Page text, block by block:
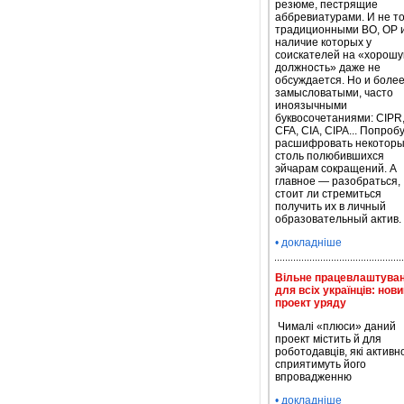
резюме, пестрящие
аббревиатурами. И не
традиционными ВО, ОР
наличие которых у
соискателей на
должность» даже не
обсуждается. Но и более
замысловатыми, часто
иноязычными
буквосочетаниями: CIPR,
CFA, CIA, CIPA...
расшифровать
столь полюбившихся
эйчарам сокращений. А
главное — разобраться,
стоит ли стремиться
получить их в личный
образовательный актив.
• докладніше
Вільне
для всіх українців:
проект уряду
Чималі «плюси» даний
проект містить й для
роботодавців, які
сприятимуть його
впровадженню
• докладніше